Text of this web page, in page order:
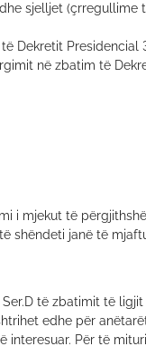
sjelljet (çrregullime
të Dekretit
në zbatim të
i mjekut të
shëndeti janë të
të zbatimit të
edhe për
interesuar. Për të